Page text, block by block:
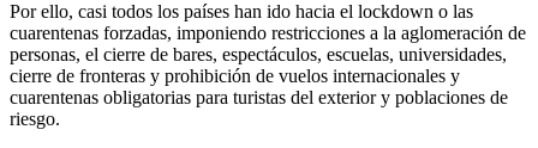
Por ello, casi todos los países han ido hacia el lockdown o las
cuarentenas forzadas, imponiendo restricciones a la aglomeración de
personas, el cierre de bares, espectáculos, escuelas, universidades,
cierre de fronteras y prohibición de vuelos internacionales y
cuarentenas obligatorias para turistas del exterior y poblaciones de
riesgo.